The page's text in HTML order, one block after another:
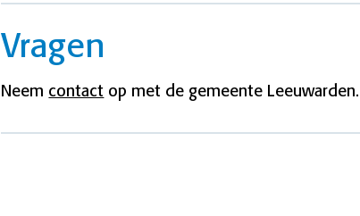
Vragen
Neem contact op met de gemeente Leeuwarden.